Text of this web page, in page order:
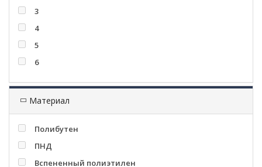
3
4
5
6
Материал
Полибутен
ПНД
Вспененный полиэтилен